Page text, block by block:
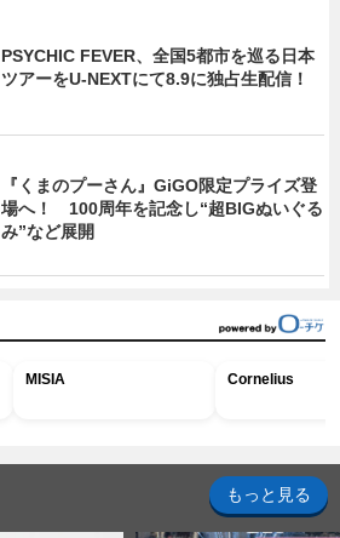
PSYCHIC FEVER、全国5都市を巡る日本
ツアーをU‐NEXTにて8.9に独占生配信！
『くまのプーさん』GiGO限定プライズ登
場へ！ 100周年を記念し“超BIGぬいぐる
み”など展開
MISIA Cornelius
もっと見る